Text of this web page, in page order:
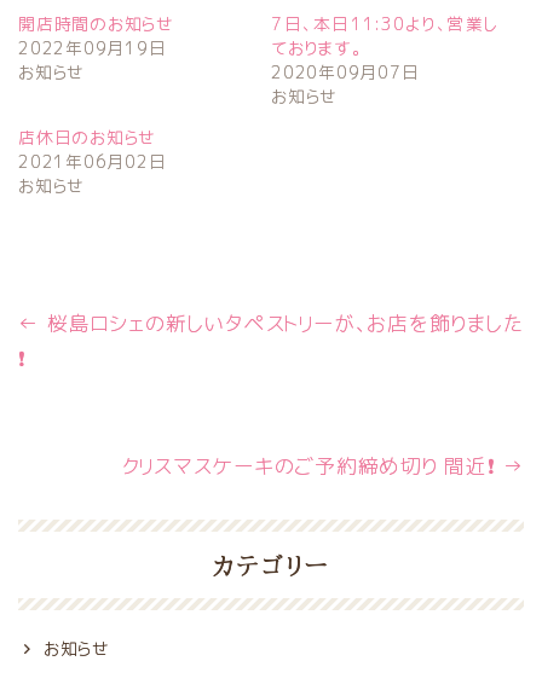
開店時間のお知らせ
2022年09月19日
お知らせ
7日、本日11:30より、営業し
ております。
2020年09月07日
お知らせ
店休日のお知らせ
2021年06月02日
お知らせ
← 桜島ロシェの新しいタペストリーが、お店を飾りました
❗
クリスマスケーキのご予約締め切り 間近❗ →
カテゴリー
お知らせ